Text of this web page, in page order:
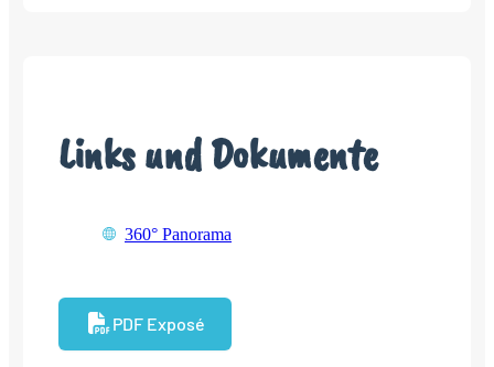
Links und Dokumente
360° Panorama
PDF Exposé